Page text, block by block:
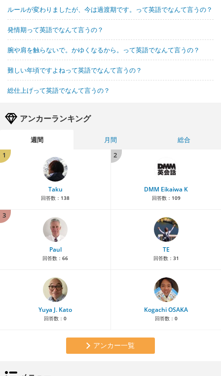
ルールが変わりましたが、今は過渡期です。って英語でなんて言うの？
発情期って英語でなんて言うの？
腕や肩を触らないで。かゆくなるから。って英語でなんて言うの？
難しい年頃ですよねって英語でなんて言うの？
総仕上げって英語でなんて言うの？
アンカーランキング
週間 月間
総合
1
Taku
回答数： 138
2
DMM Eikaiwa K
回答数： 109
3
Paul
回答数： 66
TE
回答数： 31
Yuya J. Kato
回答数： 0
Kogachi OSAKA
回答数： 0
アンカー一覧